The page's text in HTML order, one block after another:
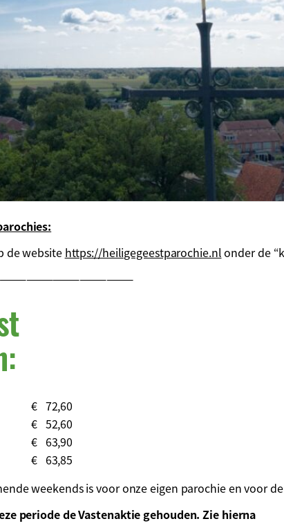
de website https://heiligegeestparochie.nlonder de
€ 72,60
€ 52,60
€ 63,90
€ 63,85
weekends is voor onze eigen parochie en voor
periode de Vastenaktie gehouden. Zie hierna